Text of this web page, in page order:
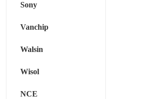
Sony
Vanchip
Walsin
Wisol
NCE